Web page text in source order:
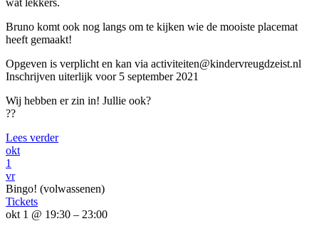
Bruno komt ook nog langs om te kijken wie de mooiste placemat
heeft gemaakt!
Opgeven is verplicht en kan via activiteiten@kindervreugdzeist.nl
Inschrijven uiterlijk voor 5 september 2021
Wij hebben er zin in! Jullie ook?
??
Lees verder
okt
1
vr
Bingo! (volwassenen)
Tickets
okt 1 @ 19:30 – 23:00